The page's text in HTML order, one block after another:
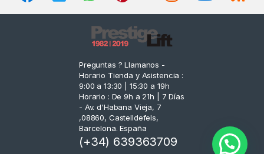
a
Preguntas ? Llamanos -
Horario Tienda y Asistencia :
9:00 a 13:30 | 15:30 a 19h
Horario : De 9h a 21h | 7 Días
- Av. d'Habana Vieja, 7
,08860, Castelldefels,
Barcelona. España
(+34) 639363709